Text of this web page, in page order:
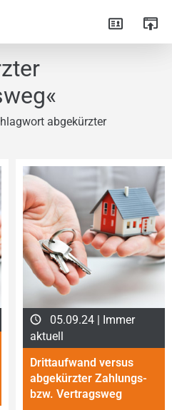
abgekürzter
05.09.24 | Immer
aktuell
Drittaufwand versus
abgekürzter Zahlungs-
bzw. Vertragsweg